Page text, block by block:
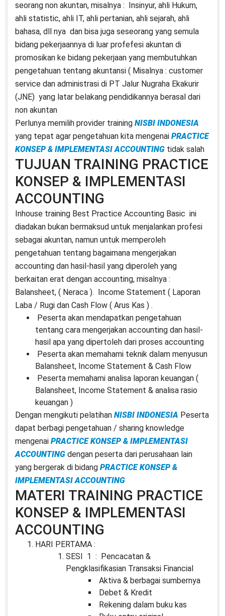
seorang non akuntan, misalnya : Insinyur, ahli Hukum,
ahli statistic, ahli IT, ahli pertanian, ahli sejarah, ahli
bahasa, dll nya dan bisa juga seseorang yang semula
bidang pekerjaannya di luar profefesi akuntan di
promosikan ke bidang pekerjaan yang membutuhkan
pengetahuan tentang akuntansi ( Misalnya : customer
service dan administrasi di PT Jalur Nugraha Ekakurir
(JNE) yang latar belakang pendidikannya berasal dari
non akuntan
Perlunya memilih provider training NISBI INDONESIA
yang tepat agar pengetahuan kita mengenai PRACTICE
KONSEP & IMPLEMENTASI ACCOUNTING tidak salah
TUJUAN TRAINING PRACTICE
KONSEP & IMPLEMENTASI
ACCOUNTING
Inhouse training Best Practice Accounting Basic ini
diadakan bukan bermaksud untuk menjalankan profesi
sebagai akuntan, namun untuk memperoleh
pengetahuan tentang bagaimana mengerjakan
accounting dan hasil-hasil yang diperoleh yang
berkaitan erat dengan accounting, misalnya :
Balansheet, ( Neraca ). Income Statement ( Laporan
Laba / Rugi dan Cash Flow ( Arus Kas ) .
Peserta akan mendapatkan pengetahuan
tentang cara mengerjakan accounting dan hasil-
hasil apa yang dipertoleh dari proses accounting
Peserta akan memahami teknik dalam menyusun
Balansheet, Income Statement & Cash Flow
Peserta memahami analisa laporan keuangan (
Balansheet, Income Statement & analisa rasio
keuangan )
Dengan mengikuti pelatihan NISBI INDONESIA Peserta
dapat berbagi pengetahuan / sharing knowledge
mengenai PRACTICE KONSEP & IMPLEMENTASI
ACCOUNTING dengan peserta dari perusahaan lain
yang bergerak di bidang PRACTICE KONSEP &
IMPLEMENTASI ACCOUNTING
MATERI TRAINING PRACTICE
KONSEP & IMPLEMENTASI
ACCOUNTING
HARI PERTAMA :
SESI 1 : Pencacatan &
Pengklasifikasian Transaksi Financial
Aktiva & berbagai sumbernya
Debet & Kredit
Rekening dalam buku kas